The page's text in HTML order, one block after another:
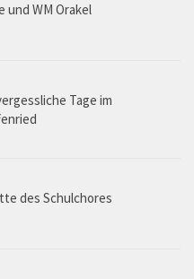
und WM Orakel
Tage im
des Schulchores